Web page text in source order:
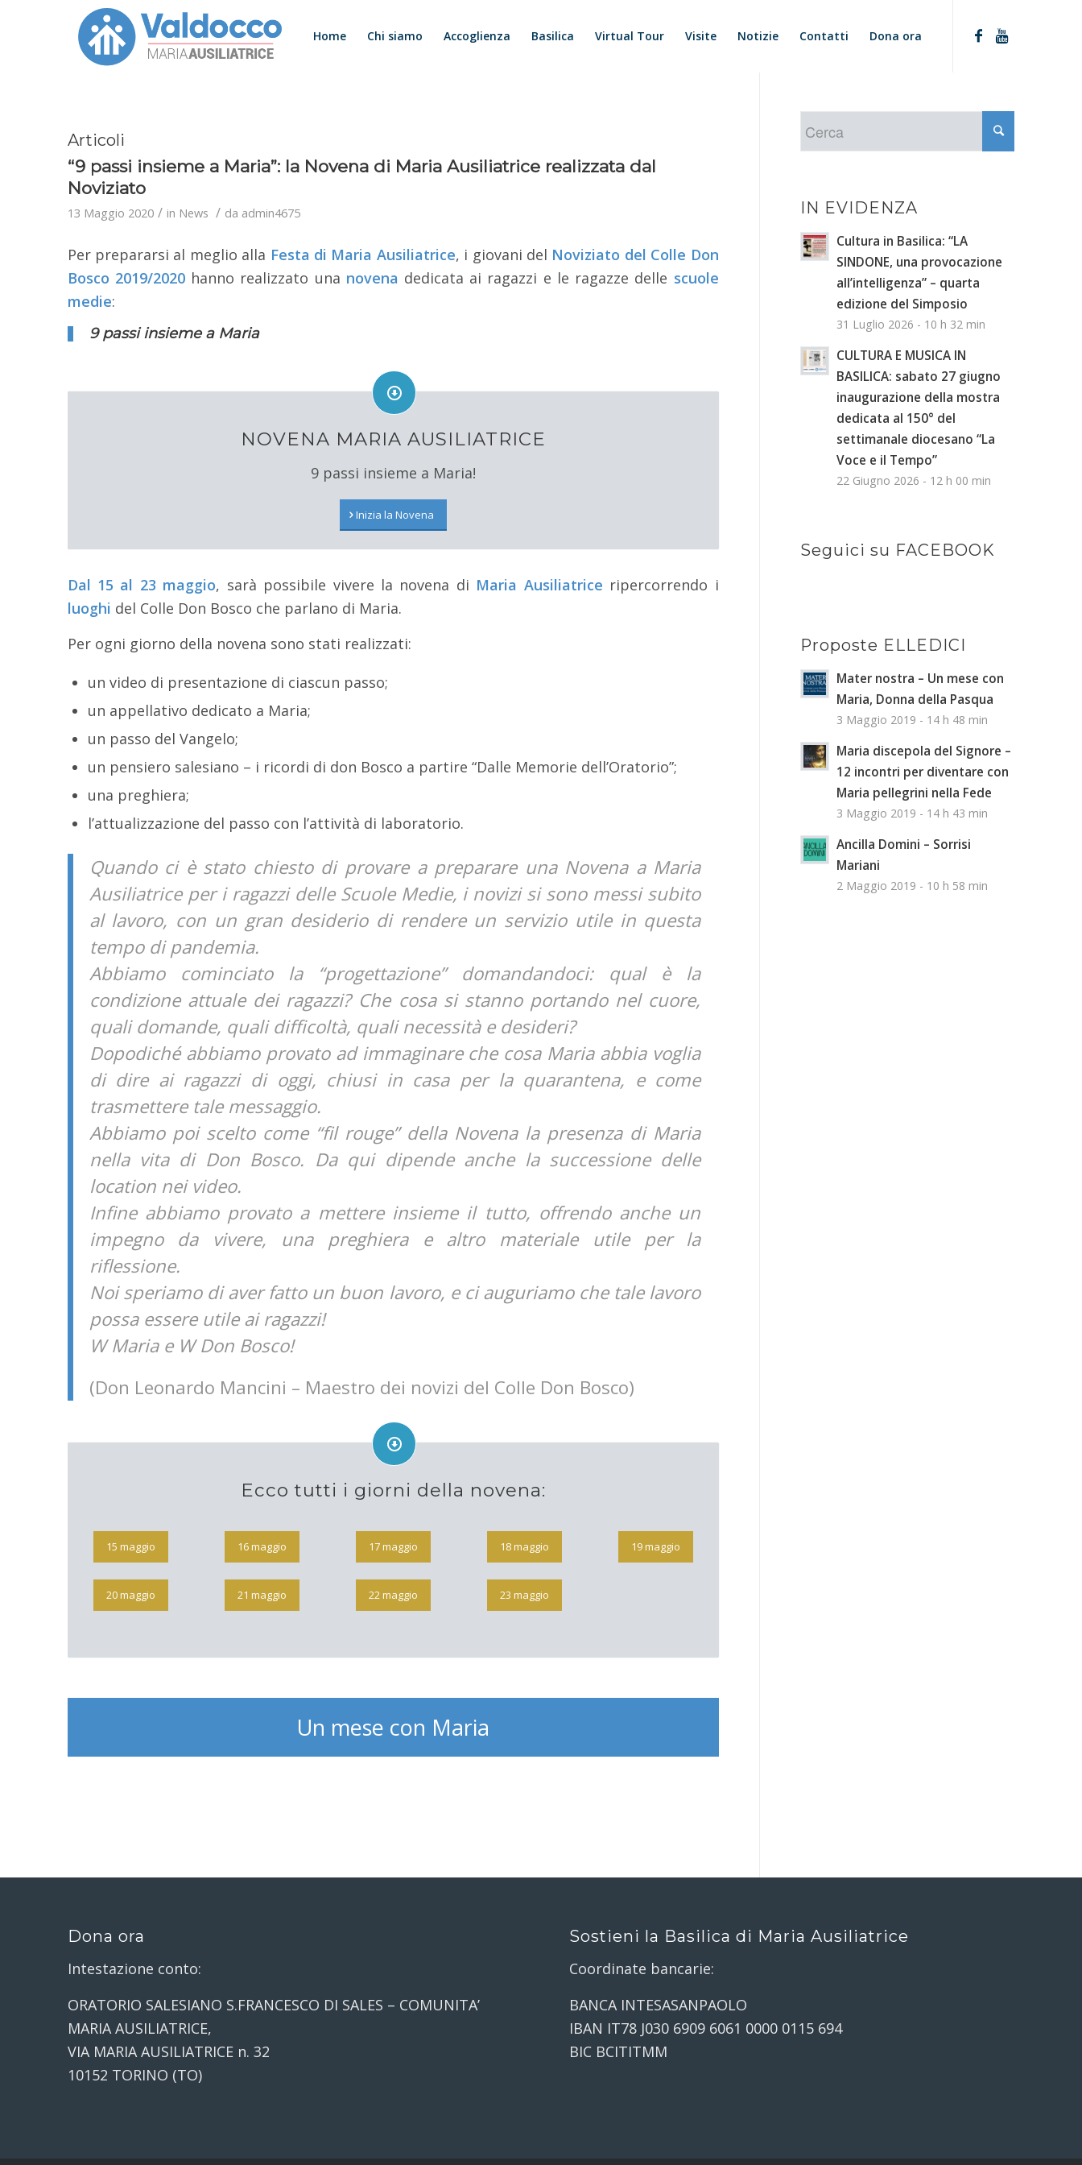
Home Chi siamo Accoglienza Basilica Virtual Tour Visite Notizie Contatti Dona ora
Articoli
“9 passi insieme a Maria”: la Novena di Maria Ausiliatrice realizzata dal
Noviziato
13 Maggio 2020 / in News / da admin4675
Per prepararsi al meglio alla Festa di Maria Ausiliatrice, i giovani del Noviziato del Colle Don
Bosco 2019/2020hanno realizzato una novena dedicata ai ragazzi e le ragazze delle scuole
medie:
9 passi insieme a Maria
NOVENA MARIA AUSILIATRICE
9 passi insieme a Maria!
Inizia la Novena
Dal 15 al 23 maggio, sarà possibile vivere la novena di Maria Ausiliatrice ripercorrendo i
luoghi del Colle Don Bosco che parlano di Maria.
Per ogni giorno della novena sono stati realizzati:
un video di presentazione di ciascun passo;
un appellativo dedicato a Maria;
un passo del Vangelo;
un pensiero salesiano – i ricordi di don Bosco a partire “Dalle Memorie dell’Oratorio”;
una preghiera;
l’attualizzazione del passo con l’attività di laboratorio.
Quando ci è stato chiesto di provare a preparare una Novena a Maria
Ausiliatrice per i ragazzi delle Scuole Medie, i novizi si sono messi subito
al lavoro, con un gran desiderio di rendere un servizio utile in questa
tempo di pandemia.
Abbiamo cominciato la “progettazione” domandandoci: qual è la
condizione attuale dei ragazzi? Che cosa si stanno portando nel cuore,
quali domande, quali difficoltà, quali necessità e desideri?
Dopodiché abbiamo provato ad immaginare che cosa Maria abbia voglia
di dire ai ragazzi di oggi, chiusi in casa per la quarantena, e come
trasmettere tale messaggio.
Abbiamo poi scelto come “fil rouge” della Novena la presenza di Maria
nella vita di Don Bosco. Da qui dipende anche la successione delle
location nei video.
Infine abbiamo provato a mettere insieme il tutto, offrendo anche un
impegno da vivere, una preghiera e altro materiale utile per la
riflessione.
Noi speriamo di aver fatto un buon lavoro, e ci auguriamo che tale lavoro
possa essere utile ai ragazzi!
W Maria e W Don Bosco!
(Don Leonardo Mancini – Maestro dei novizi del Colle Don Bosco)
Ecco tutti i giorni della novena:
15 maggio 16 maggio 17 maggio 18 maggio 19 maggio
20 maggio 21 maggio 22 maggio 23 maggio
Un mese con Maria
IN EVIDENZA
Cultura in Basilica: “LA
SINDONE, una provocazione
all’intelligenza” – quarta
edizione del Simposio
31 Luglio 2026 - 10 h 32 min
CULTURA E MUSICA IN
BASILICA: sabato 27 giugno
inaugurazione della mostra
dedicata al 150° del
settimanale diocesano “La
Voce e il Tempo”
22 Giugno 2026 - 12 h 00 min
Seguici su FACEBOOK
Proposte ELLEDICI
Mater nostra – Un mese con
Maria, Donna della Pasqua
3 Maggio 2019 - 14 h 48 min
Maria discepola del Signore –
12 incontri per diventare con
Maria pellegrini nella Fede
3 Maggio 2019 - 14 h 43 min
Ancilla Domini – Sorrisi
Mariani
2 Maggio 2019 - 10 h 58 min
Dona ora
Intestazione conto:
ORATORIO SALESIANO S.FRANCESCO DI SALES – COMUNITA’
MARIA AUSILIATRICE,
VIA MARIA AUSILIATRICE n. 32
10152 TORINO (TO)
Sostieni la Basilica di Maria Ausiliatrice
Coordinate bancarie:
BANCA INTESASANPAOLO
IBAN IT78 J030 6909 6061 0000 0115 694
BIC BCITITMM